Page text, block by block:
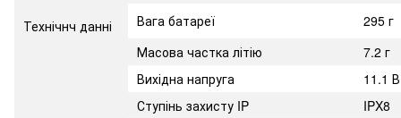
Технічнч данні
Вага батареї
295 г
Масова частка літію
7.2 г
Вихідна напруга
11.1 В
Ступінь захисту IP
IPX8